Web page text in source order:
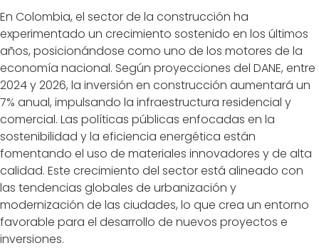
En Colombia, el sector de la construcción ha
experimentado un crecimiento sostenido en los últimos
años, posicionándose como uno de los motores de la
economía nacional. Según proyecciones del DANE, entre
2024 y 2026, la inversión en construcción aumentará un
7% anual, impulsando la infraestructura residencial y
comercial. Las políticas públicas enfocadas en la
sostenibilidad y la eficiencia energética están
fomentando el uso de materiales innovadores y de alta
calidad. Este crecimiento del sector está alineado con
las tendencias globales de urbanización y
modernización de las ciudades, lo que crea un entorno
favorable para el desarrollo de nuevos proyectos e
inversiones.